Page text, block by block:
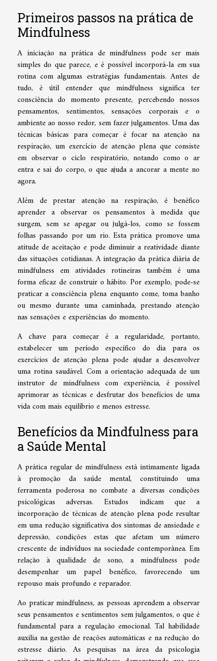
Primeiros passos na prática de
Mindfulness
A iniciação na prática de mindfulness pode ser mais
simples do que parece, e é possível incorporá-la em sua
rotina com algumas estratégias fundamentais. Antes de
tudo, é útil entender que mindfulness significa ter
consciência do momento presente, percebendo nossos
pensamentos, sentimentos, sensações corporais e o
ambiente ao nosso redor, sem fazer julgamentos. Uma das
técnicas básicas para começar é focar na atenção na
respiração, um exercício de atenção plena que consiste
em observar o ciclo respiratório, notando como o ar
entra e sai do corpo, o que ajuda a ancorar a mente no
agora.
Além de prestar atenção na respiração, é benéfico
aprender a observar os pensamentos à medida que
surgem, sem se apegar ou julgá-los, como se fossem
folhas passando por um rio. Esta prática promove uma
atitude de aceitação e pode diminuir a reatividade diante
das situações cotidianas. A integração da prática diária de
mindfulness em atividades rotineiras também é uma
forma eficaz de construir o hábito. Por exemplo, pode-se
praticar a consciência plena enquanto come, toma banho
ou mesmo durante uma caminhada, prestando atenção
nas sensações e experiências do momento.
A chave para começar é a regularidade, portanto,
estabelecer um período específico do dia para os
exercícios de atenção plena pode ajudar a desenvolver
uma rotina saudável. Com a orientação adequada de um
instrutor de mindfulness com experiência, é possível
aprimorar as técnicas e desfrutar dos benefícios de uma
vida com mais equilíbrio e menos estresse.
Benefícios da Mindfulness para
a Saúde Mental
A prática regular de mindfulness está intimamente ligada
à promoção da saúde mental, constituindo uma
ferramenta poderosa no combate a diversas condições
psicológicas adversas. Estudos indicam que a
incorporação de técnicas de atenção plena pode resultar
em uma redução significativa dos sintomas de ansiedade e
depressão, condições estas que afetam um número
crescente de indivíduos na sociedade contemporânea. Em
relação à qualidade de sono, a mindfulness pode
desempenhar um papel benéfico, favorecendo um
repouso mais profundo e reparador.
Ao praticar mindfulness, as pessoas aprendem a observar
seus pensamentos e sentimentos sem julgamentos, o que é
fundamental para a regulação emocional. Tal habilidade
auxilia na gestão de reações automáticas e na redução do
estresse diário. As pesquisas na área da psicologia